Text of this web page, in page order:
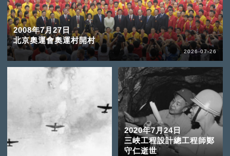
2008年7月27日
北京奧運會奧運村開村
2026-07-26
2020年7月24日
三峽工程設計總工程師鄭
守仁逝世